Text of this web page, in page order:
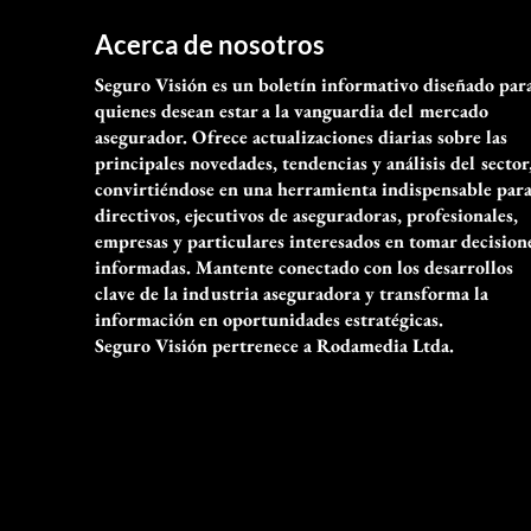
Acerca de nosotros
Seguro Visión es un boletín informativo diseñado
quienes desean estar a la vanguardia del mercado
asegurador. Ofrece actualizaciones diarias sobre las
principales novedades, tendencias y análisis del
convirtiéndose en una herramienta indispensable para
directivos, ejecutivos de aseguradoras, profesionales,
empresas y particulares interesados en tomar
informadas. Mantente conectado con los desarrollos
clave de la industria aseguradora y transforma la
información en oportunidades estratégicas.
Seguro Visión pertrenece a Rodamedia Ltda.